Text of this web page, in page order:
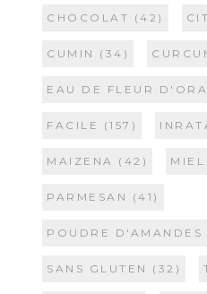
CHOCOLAT (42)
CUMIN (34)
EAU DE FLEUR
FACILE (157)
MAIZENA (42) MIEL
PARMESAN (41)
POUDRE D'AMANDES
SANS GLUTEN (32)